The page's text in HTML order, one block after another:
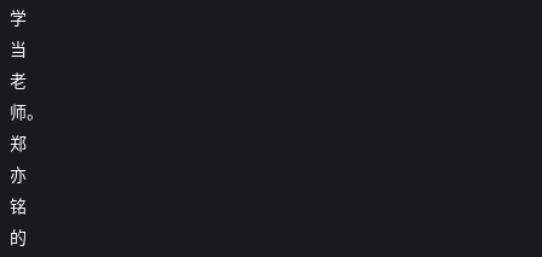
学
当
老
师。
郑
亦
铭
的